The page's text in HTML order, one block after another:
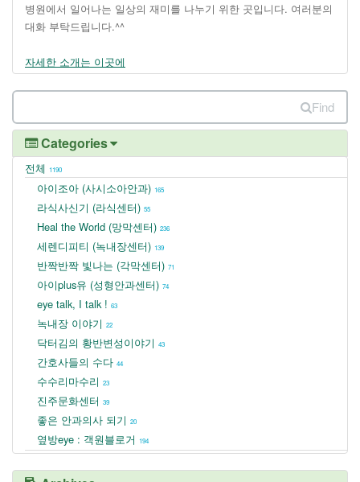
병원에서 일어나는 일상의 재미를 나누기 위한 곳입니다. 여러분의
대화 부탁드립니다.^^
자세한 소개는 이곳에
Find
Categories
전체 1190
아이조아 (사시소아안과) 165
라식사신기 (라식센터) 55
Heal the World (망막센터) 236
세렌디피티 (녹내장센터) 139
반짝반짝 빛나는 (각막센터) 71
아이plus유 (성형안과센터) 74
eye talk, I talk ! 63
녹내장 이야기 22
닥터김의 황반변성이야기 43
간호사들의 수다 44
수수리마수리 23
진주문화센터 39
좋은 안과의사 되기 20
옆방eye : 객원블로거 194